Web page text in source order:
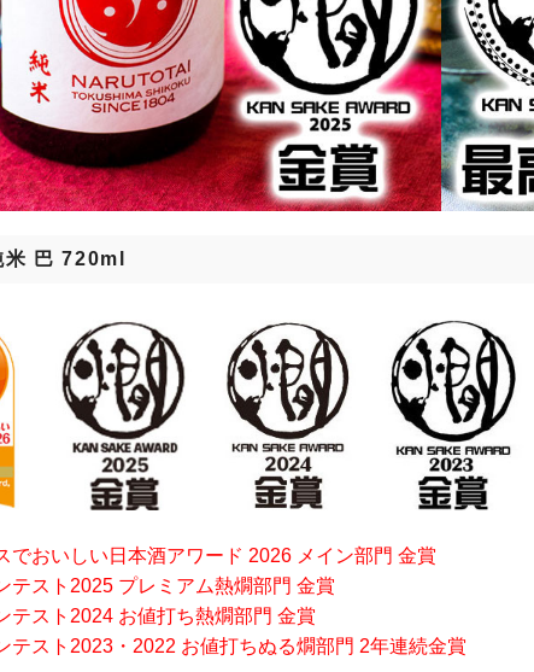
巴 720ml
でおいしい日本酒アワード 2026 メイン部門 金賞
テスト2025 プレミアム熱燗部門 金賞
テスト2024 お値打ち熱燗部門 金賞
テスト2023・2022 お値打ちぬる燗部門 2年連続金賞